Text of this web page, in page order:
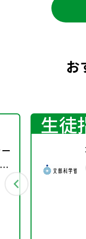
お
生徒